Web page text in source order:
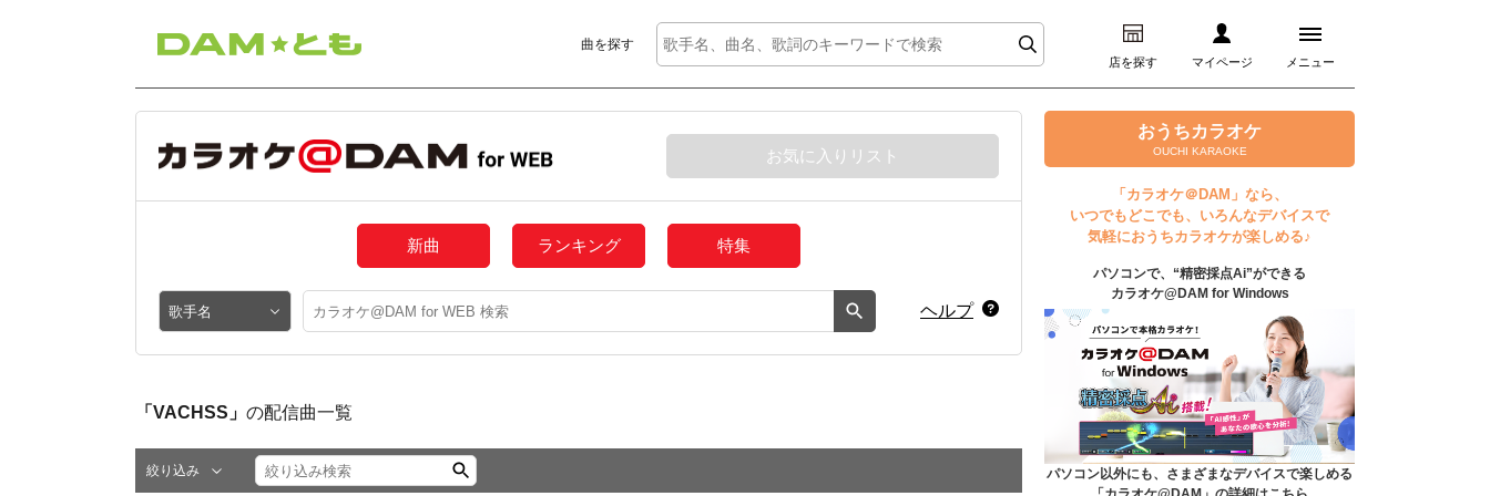
曲を探す
店を探す マイページ メニュー
ログイン
マイページ
プレミアムサービス
DAM★とも動画
DAM★とも録音
カラオケ＠DAM
ユーザー検索
お気に入りリスト
新曲 ランキング 特集
ヘルプ
「VACHSS」 の配信曲一覧
絞り込み
おうちカラオケ
OUCHI KARAOKE
「カラオケ＠DAM」なら、
いつでもどこでも、いろんなデバイスで
気軽におうちカラオケが楽しめる♪
パソコンで、“精密採点Ai”ができる
カラオケ@DAM for Windows
パソコン以外にも、さまざまなデバイスで楽しめる